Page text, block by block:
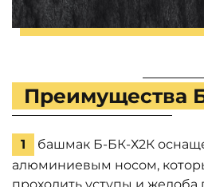
Преимущества
1
башмак Б-БК-Х2К
алюминиевым носом,